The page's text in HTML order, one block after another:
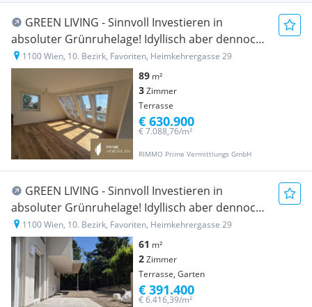
GREEN LIVING - Sinnvoll Investieren in
absoluter Grünruhelage! Idyllisch aber dennoch
zentral!
1100 Wien, 10. Bezirk, Favoriten, Heimkehrergasse 29
89 m²
3Zimmer
Terrasse
RIMMO Prime Vermittlungs GmbH
€ 7.088,76/m²
€ 630.900
GREEN LIVING - Sinnvoll Investieren in
absoluter Grünruhelage! Idyllisch aber dennoch
zentral!
1100 Wien, 10. Bezirk, Favoriten, Heimkehrergasse 29
61 m²
2Zimmer
Terrasse, Garten
€ 6.416,39/m²
€ 391.400